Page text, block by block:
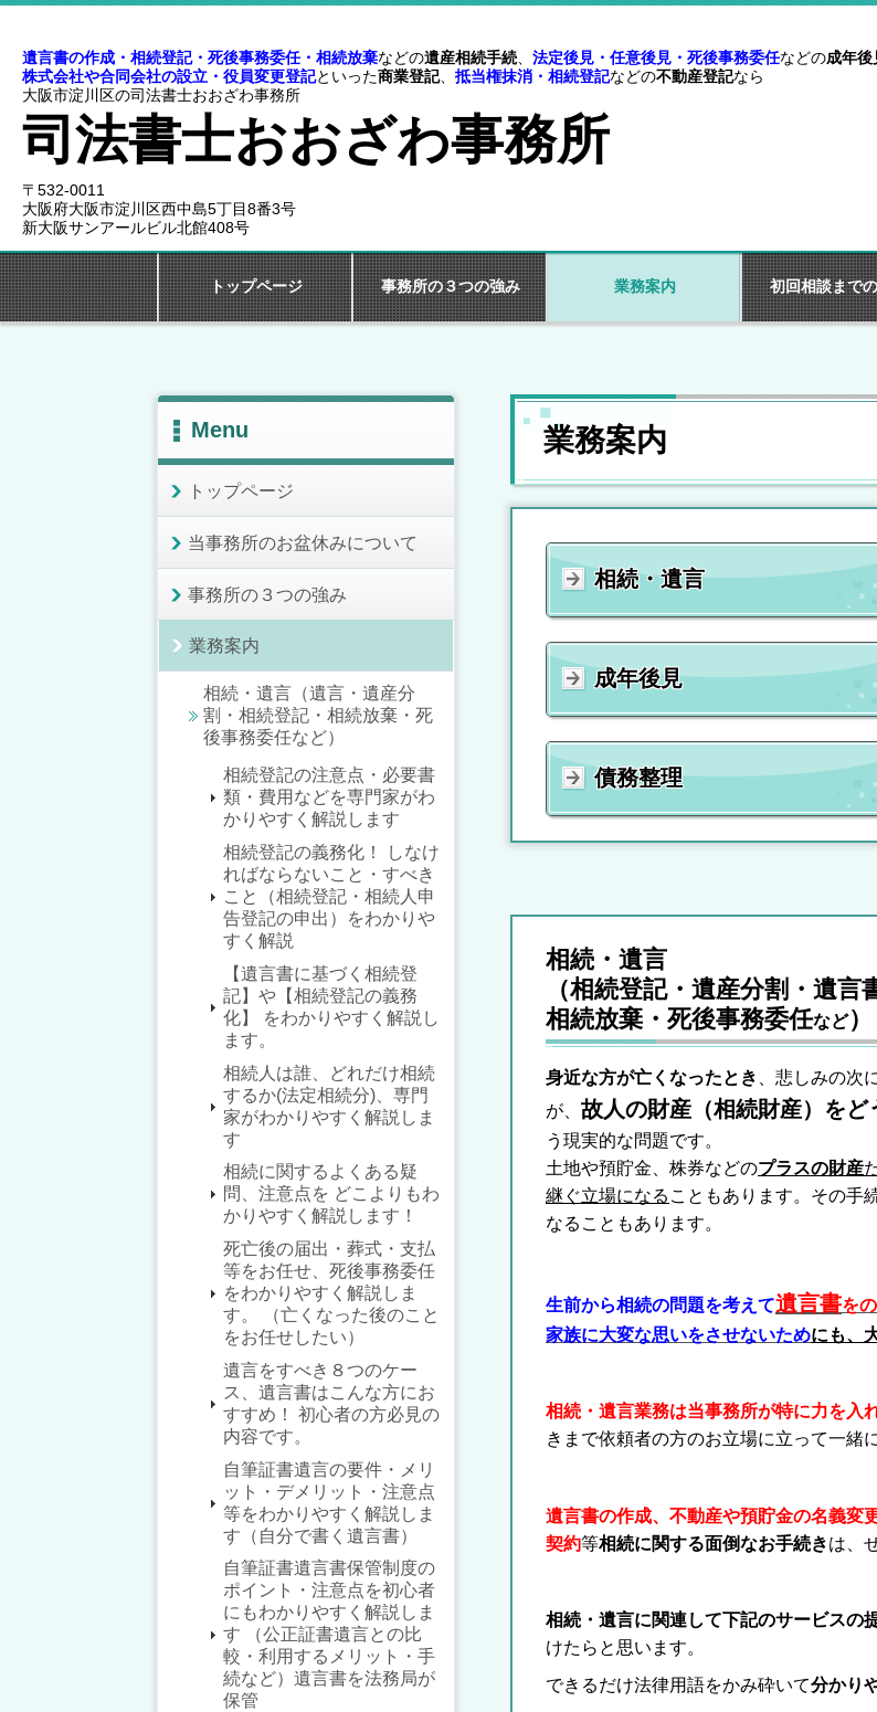
遺言書の作成・相続登記・死後事務委任・ 相続放棄などの遺産相続手続、 法定後見・任意後見・死後事務委任などの成年後
株式会社や合同会社の設立・役員変更登記といった商業登記、 抵当権抹消・相続登記などの不動産登記なら
大阪市淀川区の司法書士おおざわ事務所
司法書士おおざわ事務所
〒532-0011
大阪府大阪市淀川区西中島5丁目8番3号
新大阪サンアールビル北館408号
トップページ 事務所の３つの強み 業務案内 初回相談まで
業務案内
相続・遺言
成年後見
債務整理
相続・遺言
（相続登記・遺産分割・遺言
相続放棄・死後事務委任など）
身近な方が亡くなったとき
、悲しみの次
が、 故人の財産（相続財産）をど
う現実的な問題です。
土地や預貯金、株券などのプラスの財産
継ぐ立場になる こともあります。その手
なることもあります。
生前から相続の問題を考えて遺言書を
家族に大変な思いをさせないためにも、
相続・遺言業務は当事務所が特に力を入
きまで依頼者の方のお立場に立って一緒
遺言書の作成、不動産や預貯金の名義変
契約等相続に関する面倒なお手続きは、
相続・遺言に関連して下記のサービスの
けたらと思います。
できるだけ法律用語をかみ砕いて分かり
Menu
トップページ
当事務所のお盆休みについて
事務所の３つの強み
業務案内
相続・遺言（遺言・遺産分
割・相続登記・相続放棄・死
後事務委任など）
相続登記の注意点・必要書
類・費用などを専門家がわ
かりやすく解説します
相続登記の義務化！ しなけ
ればならないこと・すべき
こと（相続登記・相続人申
告登記の申出）をわかりや
すく解説
【遺言書に基づく相続登
記】や【相続登記の義務
化】 をわかりやすく解説し
ます。
相続人は誰、どれだけ相続
するか(法定相続分)、専門
家がわかりやすく解説しま
す
相続に関するよくある疑
問、注意点を どこよりもわ
かりやすく解説します！
死亡後の届出・葬式・支払
等をお任せ、死後事務委任
をわかりやすく解説しま
す。 （亡くなった後のこと
をお任せしたい）
遺言をすべき８つのケー
ス、遺言書はこんな方にお
すすめ！ 初心者の方必見の
内容です。
自筆証書遺言の要件・メリ
ット・デメリット・注意点
等をわかりやすく解説しま
す（自分で書く遺言書）
自筆証書遺言書保管制度の
ポイント・注意点を初心者
にもわかりやすく解説しま
す （公正証書遺言との比
較・利用するメリット・手
続など）遺言書を法務局が
保管